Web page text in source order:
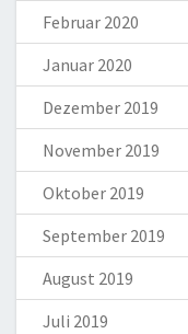
Februar 2020
Januar 2020
Dezember 2019
November 2019
Oktober 2019
September 2019
August 2019
Juli 2019